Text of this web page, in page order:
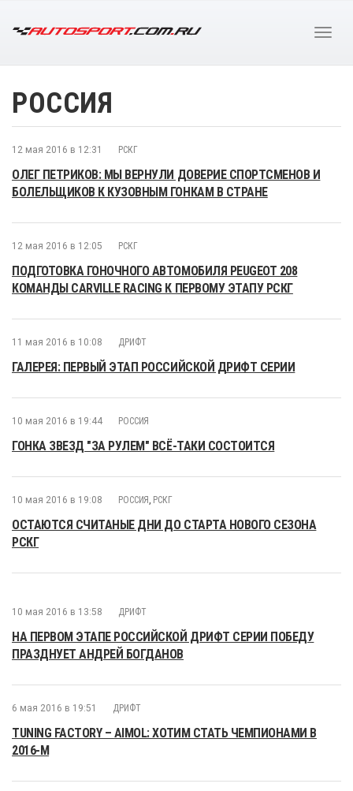
РОССИЯ
12 мая 2016 в 12:31 РСКГ
ОЛЕГ ПЕТРИКОВ: МЫ ВЕРНУЛИ ДОВЕРИЕ СПОРТСМЕНОВ И
БОЛЕЛЬЩИКОВ К КУЗОВНЫМ ГОНКАМ В СТРАНЕ
12 мая 2016 в 12:05 РСКГ
ПОДГОТОВКА ГОНОЧНОГО АВТОМОБИЛЯ PEUGEOT 208
КОМАНДЫ CARVILLE RACING К ПЕРВОМУ ЭТАПУ РСКГ
11 мая 2016 в 10:08 ДРИФТ
ГАЛЕРЕЯ: ПЕРВЫЙ ЭТАП РОССИЙСКОЙ ДРИФТ СЕРИИ
10 мая 2016 в 19:44 РОССИЯ
ГОНКА ЗВЕЗД "ЗА РУЛЕМ" ВСЁ-ТАКИ СОСТОИТСЯ
10 мая 2016 в 19:08 РОССИЯ , РСКГ
ОСТАЮТСЯ СЧИТАНЫЕ ДНИ ДО СТАРТА НОВОГО СЕЗОНА
РСКГ
10 мая 2016 в 13:58 ДРИФТ
НА ПЕРВОМ ЭТАПЕ РОССИЙСКОЙ ДРИФТ СЕРИИ ПОБЕДУ
ПРАЗДНУЕТ АНДРЕЙ БОГДАНОВ
6 мая 2016 в 19:51 ДРИФТ
TUNING FACTORY – AIMOL: ХОТИМ СТАТЬ ЧЕМПИОНАМИ В
2016-М